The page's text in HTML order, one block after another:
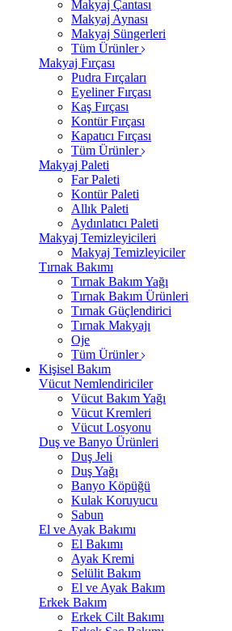
Makyaj Çantası
Makyaj Aynası
Makyaj Süngerleri
Tüm Ürünler
Makyaj Fırçası
Pudra Fırçaları
Eyeliner Fırçası
Kaş Fırçası
Kontür Fırçası
Kapatıcı Fırçası
Tüm Ürünler
Makyaj Paleti
Far Paleti
Kontür Paleti
Allık Paleti
Aydınlatıcı Paleti
Makyaj Temizleyicileri
Makyaj Temizleyiciler
Tırnak Bakımı
Tırnak Bakım Yağı
Tırnak Bakım Ürünleri
Tırnak Güçlendirici
Tırnak Makyajı
Oje
Tüm Ürünler
Kişisel Bakım
Vücut Nemlendiriciler
Vücut Bakım Yağı
Vücut Kremleri
Vücut Losyonu
Duş ve Banyo Ürünleri
Duş Jeli
Duş Yağı
Banyo Köpüğü
Kulak Koruyucu
Sabun
El ve Ayak Bakımı
El Bakımı
Ayak Kremi
Selülit Bakım
El ve Ayak Bakım
Erkek Bakım
Erkek Cilt Bakımı